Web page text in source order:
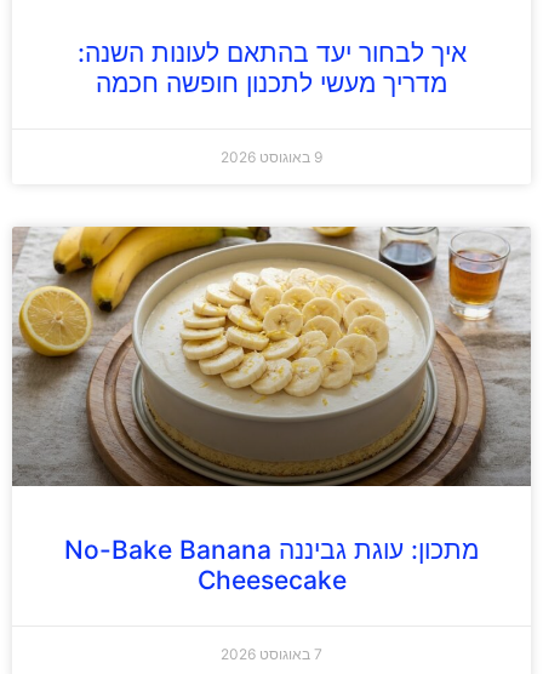
איך לבחור יעד בהתאם לעונות השנה:
מדריך מעשי לתכנון חופשה חכמה
9 באוגוסט 2026
מתכון: עוגת גביננה No-Bake Banana
Cheesecake
7 באוגוסט 2026